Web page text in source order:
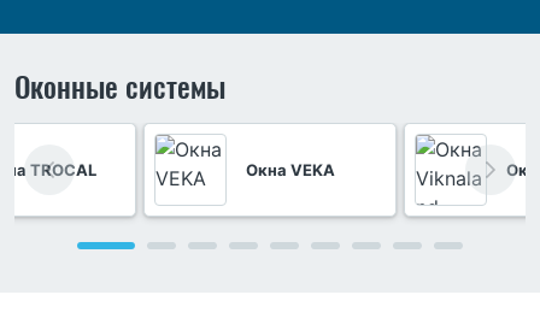
Оконные системы
TROCAL Окна VEKA